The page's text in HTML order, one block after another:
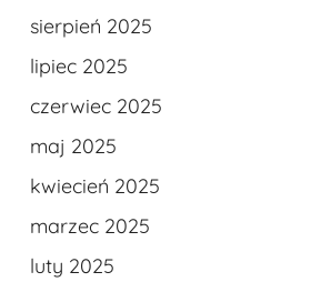
sierpień 2025
lipiec 2025
czerwiec 2025
maj 2025
kwiecień 2025
marzec 2025
luty 2025